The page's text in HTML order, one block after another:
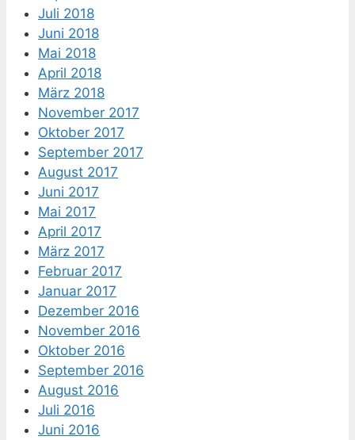
Juli 2018
Juni 2018
Mai 2018
April 2018
März 2018
November 2017
Oktober 2017
September 2017
August 2017
Juni 2017
Mai 2017
April 2017
März 2017
Februar 2017
Januar 2017
Dezember 2016
November 2016
Oktober 2016
September 2016
August 2016
Juli 2016
Juni 2016